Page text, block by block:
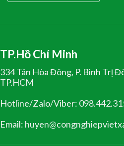
TP.Hồ Chí Minh
334 Tân Hòa Đông, P. Bình Trị
TP.HCM
Hotline/Zalo/Viber:
Email: